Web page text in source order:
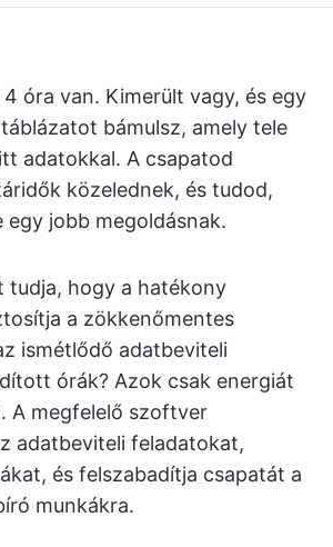
óra van. Kimerült vagy, és egy
bámulsz, amely tele
adatokkal. A csapatod
közelednek, és tudod,
egy jobb megoldásnak.
tudja, hogy a hatékony
a zökkenőmentes
ismétlődő adatbeviteli
órák? Azok csak energiát
A megfelelő szoftver
adatbeviteli feladatokat,
és felszabadítja csapatát a
munkákra.